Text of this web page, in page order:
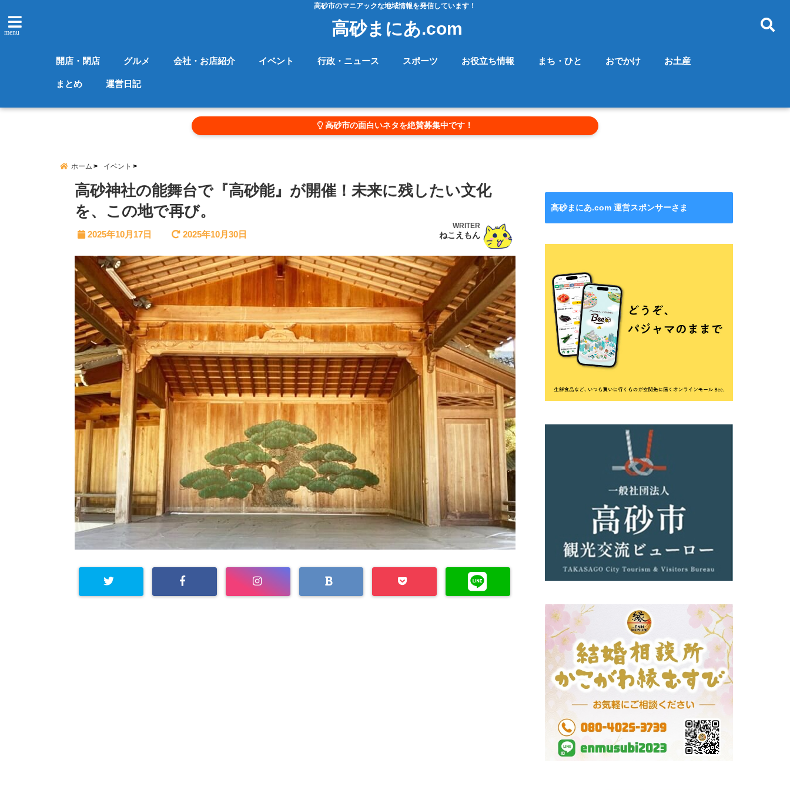
高砂市のマニアックな地域情報を発信しています！
menu 高砂まにあ.com
開店・閉店 グルメ 会社・お店紹介 イベント 行政・ニュース スポーツ お役立ち情報 まち・ひと おでかけ お土産
まとめ 運営日記
高砂市の面白いネタを絶賛募集中です！
ホーム イベント
高砂神社の能舞台で『高砂能』が開催！未来に残したい文化
を、この地で再び。
2025年10月17日 2025年10月30日
WRITER
ねこえもん
高砂まにあ.com 運営スポンサーさま